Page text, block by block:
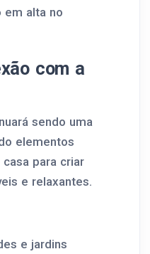
em alta no
com a
sendo uma
elementos
para criar
e relaxantes.
e jardins